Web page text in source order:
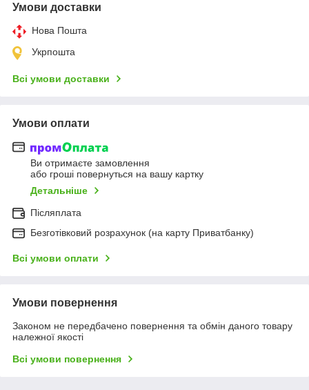
Умови доставки
Нова Пошта
Укрпошта
Всі умови доставки
Умови оплати
Ви отримаєте замовлення
або гроші повернуться на вашу картку
Детальніше
Післяплата
Безготівковий розрахунок (на карту Приватбанку)
Всі умови оплати
Умови повернення
Законом не передбачено повернення та обмін даного товару
належної якості
Всі умови повернення